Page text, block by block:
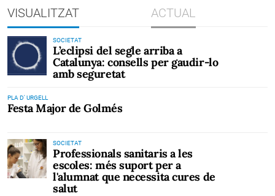
VISUALITZAT ACTUAL
SOCIETAT
L’eclipsi del segle arriba a
Catalunya: consells per gaudir-lo
amb seguretat
PLA D' URGELL
Festa Major de Golmés
SOCIETAT
Professionals sanitaris a les
escoles: més suport per a
l'alumnat que necessita cures de
salut